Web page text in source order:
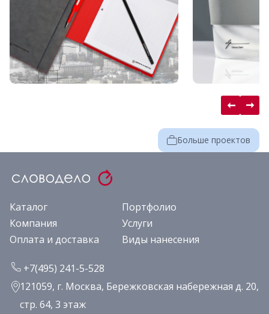
Больше проектов
Каталог
Портфолио
Компания
Услуги
Оплата и доставка
Виды нанесения
+7(495) 241-5-528
121059, г. Москва, Бережковская набережная д. 20,
стр. 64, 3 этаж